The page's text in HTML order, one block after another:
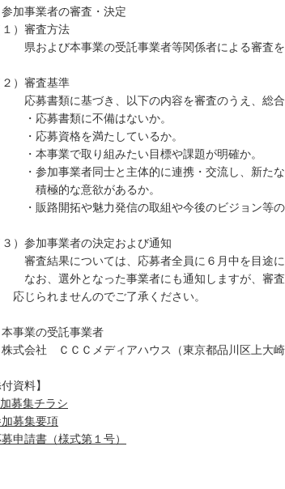
加事業者の審査・決定
）審査方法
よび本事業の受託事業者等関係者による審査を行
）審査基準
書類に基づき、以下の内容を審査のうえ、総合
募書類に不備はないか。
募資格を満たしているか。
事業で取り組みたい目標や課題が明確か。
加事業者同士と主体的に連携・交流し、新たな
的な意欲があるか。
路開拓や魅力発信の取組や今後のビジョン等の
）参加事業者の決定および通知
結果については、応募者全員に６月中を目途に書
、選外となった事業者にも通知しますが、審査
られませんのでご了承ください。
事業の受託事業者
会社 ＣＣＣメディアハウス（東京都品川区上大崎
付資料】
募集チラシ
募集要項
申請書（様式第１号）